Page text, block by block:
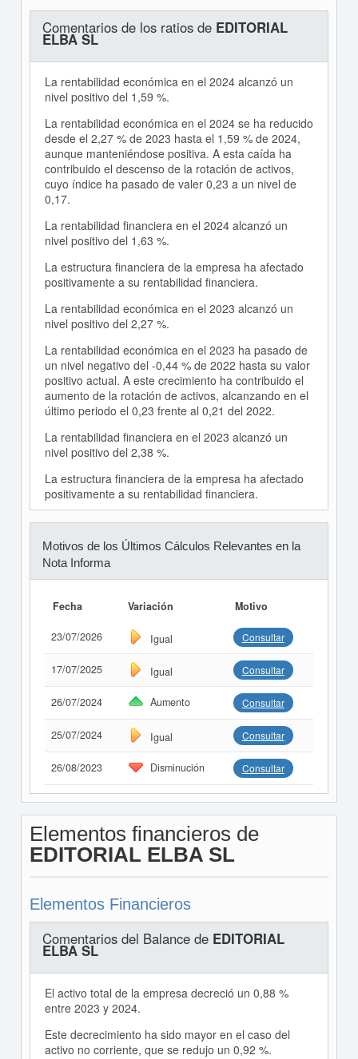
Comentarios de los ratios de EDITORIAL
ELBA SL
La rentabilidad económica en el 2024 alcanzó un
nivel positivo del 1,59 %.
La rentabilidad económica en el 2024 se ha reducido
desde el 2,27 % de 2023 hasta el 1,59 % de 2024,
aunque manteniéndose positiva. A esta caída ha
contribuido el descenso de la rotación de activos,
cuyo índice ha pasado de valer 0,23 a un nivel de
0,17.
La rentabilidad financiera en el 2024 alcanzó un
nivel positivo del 1,63 %.
La estructura financiera de la empresa ha afectado
positivamente a su rentabilidad financiera.
La rentabilidad económica en el 2023 alcanzó un
nivel positivo del 2,27 %.
La rentabilidad económica en el 2023 ha pasado de
un nivel negativo del -0,44 % de 2022 hasta su valor
positivo actual. A este crecimiento ha contribuido el
aumento de la rotación de activos, alcanzando en el
último periodo el 0,23 frente al 0,21 del 2022.
La rentabilidad financiera en el 2023 alcanzó un
nivel positivo del 2,38 %.
La estructura financiera de la empresa ha afectado
positivamente a su rentabilidad financiera.
Motivos de los Últimos Cálculos Relevantes en la
Nota Informa
Fecha Variación Motivo
23/07/2026 Igual Consultar
17/07/2025 Igual Consultar
26/07/2024 Aumento Consultar
25/07/2024 Igual Consultar
26/08/2023 Disminución Consultar
Elementos financieros de
EDITORIAL ELBA SL
Elementos Financieros
Comentarios del Balance de EDITORIAL
ELBA SL
El activo total de la empresa decreció un 0,88 %
entre 2023 y 2024.
Este decrecimiento ha sido mayor en el caso del
activo no corriente, que se redujo un 0,92 %.